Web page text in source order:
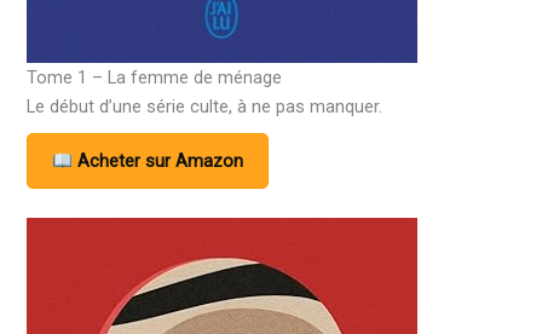
Tome 1 – La femme de ménage
Le début d’une série culte, à ne pas manquer.
Acheter sur Amazon